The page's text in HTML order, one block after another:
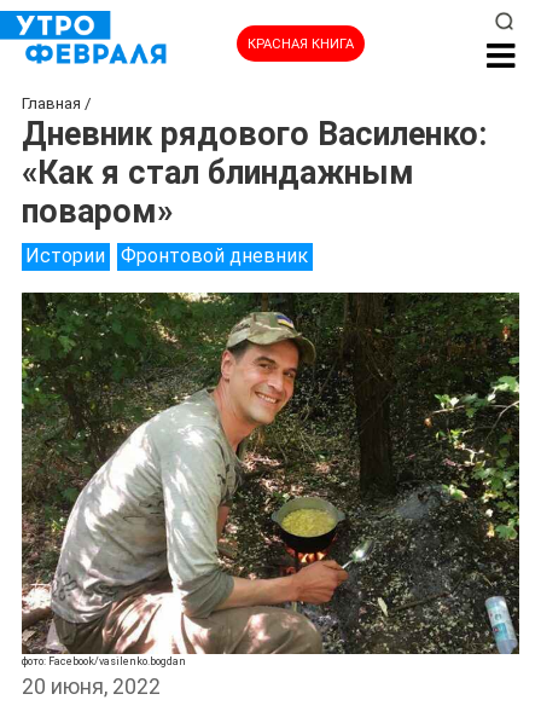
КРАСНАЯ КНИГА
Главная /
Дневник рядового Василенко:
«Как я стал блиндажным
поваром»
Истории Фронтовой дневник
фото: Facebook/vasilenko.bogdan
20 июня, 2022